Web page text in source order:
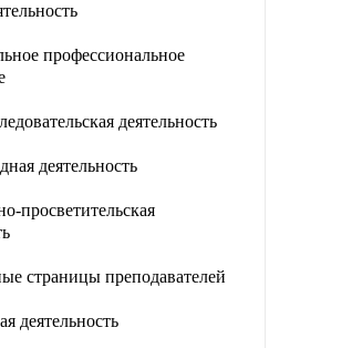
профессиональное
деятельность
деятельность
просветительская
страницы преподавателей
деятельность